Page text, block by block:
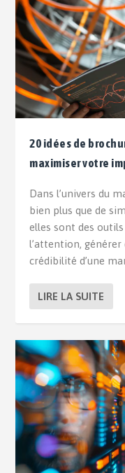
20 idées de
maximiser votre
Dans l’univers du
bien plus que de
elles sont des
l’attention,
crédibilité d’une
LIRE LA SUITE